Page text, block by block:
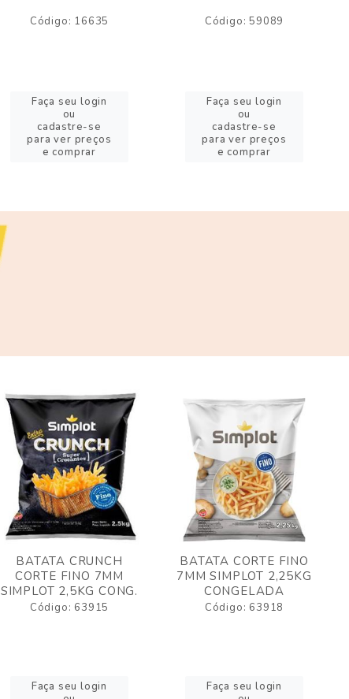
Código: 16635
Faça seu login
ou
cadastre-se
para ver preços
e comprar
Código: 59089
Faça seu login
ou
cadastre-se
para ver preços
e comprar
BATATA CRUNCH
CORTE FINO 7MM
SIMPLOT 2,5KG CONG.
Código: 63915
Faça seu login
BATATA CORTE FINO
7MM SIMPLOT 2,25KG
CONGELADA
Código: 63918
Faça seu login